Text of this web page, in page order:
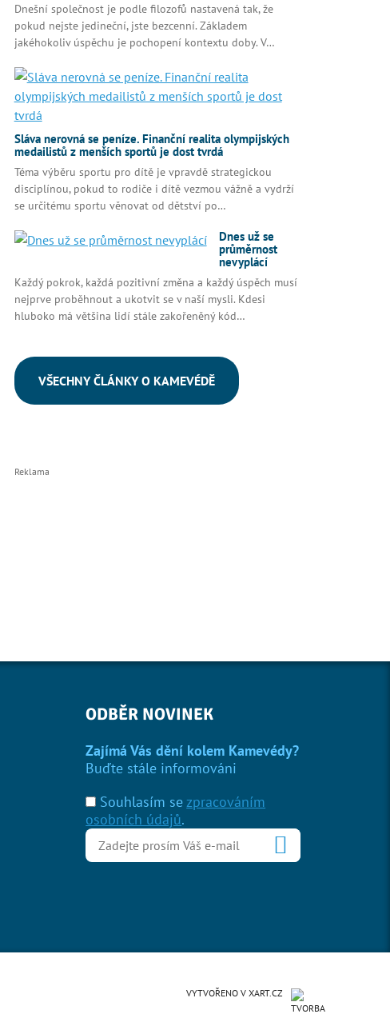
Dnešní společnost je podle filozofů nastavená tak, že
pokud nejste jedineční, jste bezcenní. Základem
jakéhokoliv úspěchu je pochopení kontextu doby. V…
Sláva nerovná se peníze. Finanční realita olympijských
medailistů z menších sportů je dost tvrdá
Téma výběru sportu pro dítě je vpravdě strategickou
disciplínou, pokud to rodiče i dítě vezmou vážně a vydrží
se určitému sportu věnovat od dětství po…
Dnes už se
průměrnost
nevyplácí
Každý pokrok, každá pozitivní změna a každý úspěch musí
nejprve proběhnout a ukotvit se v naší mysli. Kdesi
hluboko má většina lidí stále zakořeněný kód…
VŠECHNY ČLÁNKY O KAMEVÉDĚ
Reklama
ODBĚR NOVINEK
Zajímá Vás dění kolem Kamevédy?
Buďte stále informováni
Souhlasím sezpracováním
osobních údajů.
VYTVOŘENO V XART.CZ